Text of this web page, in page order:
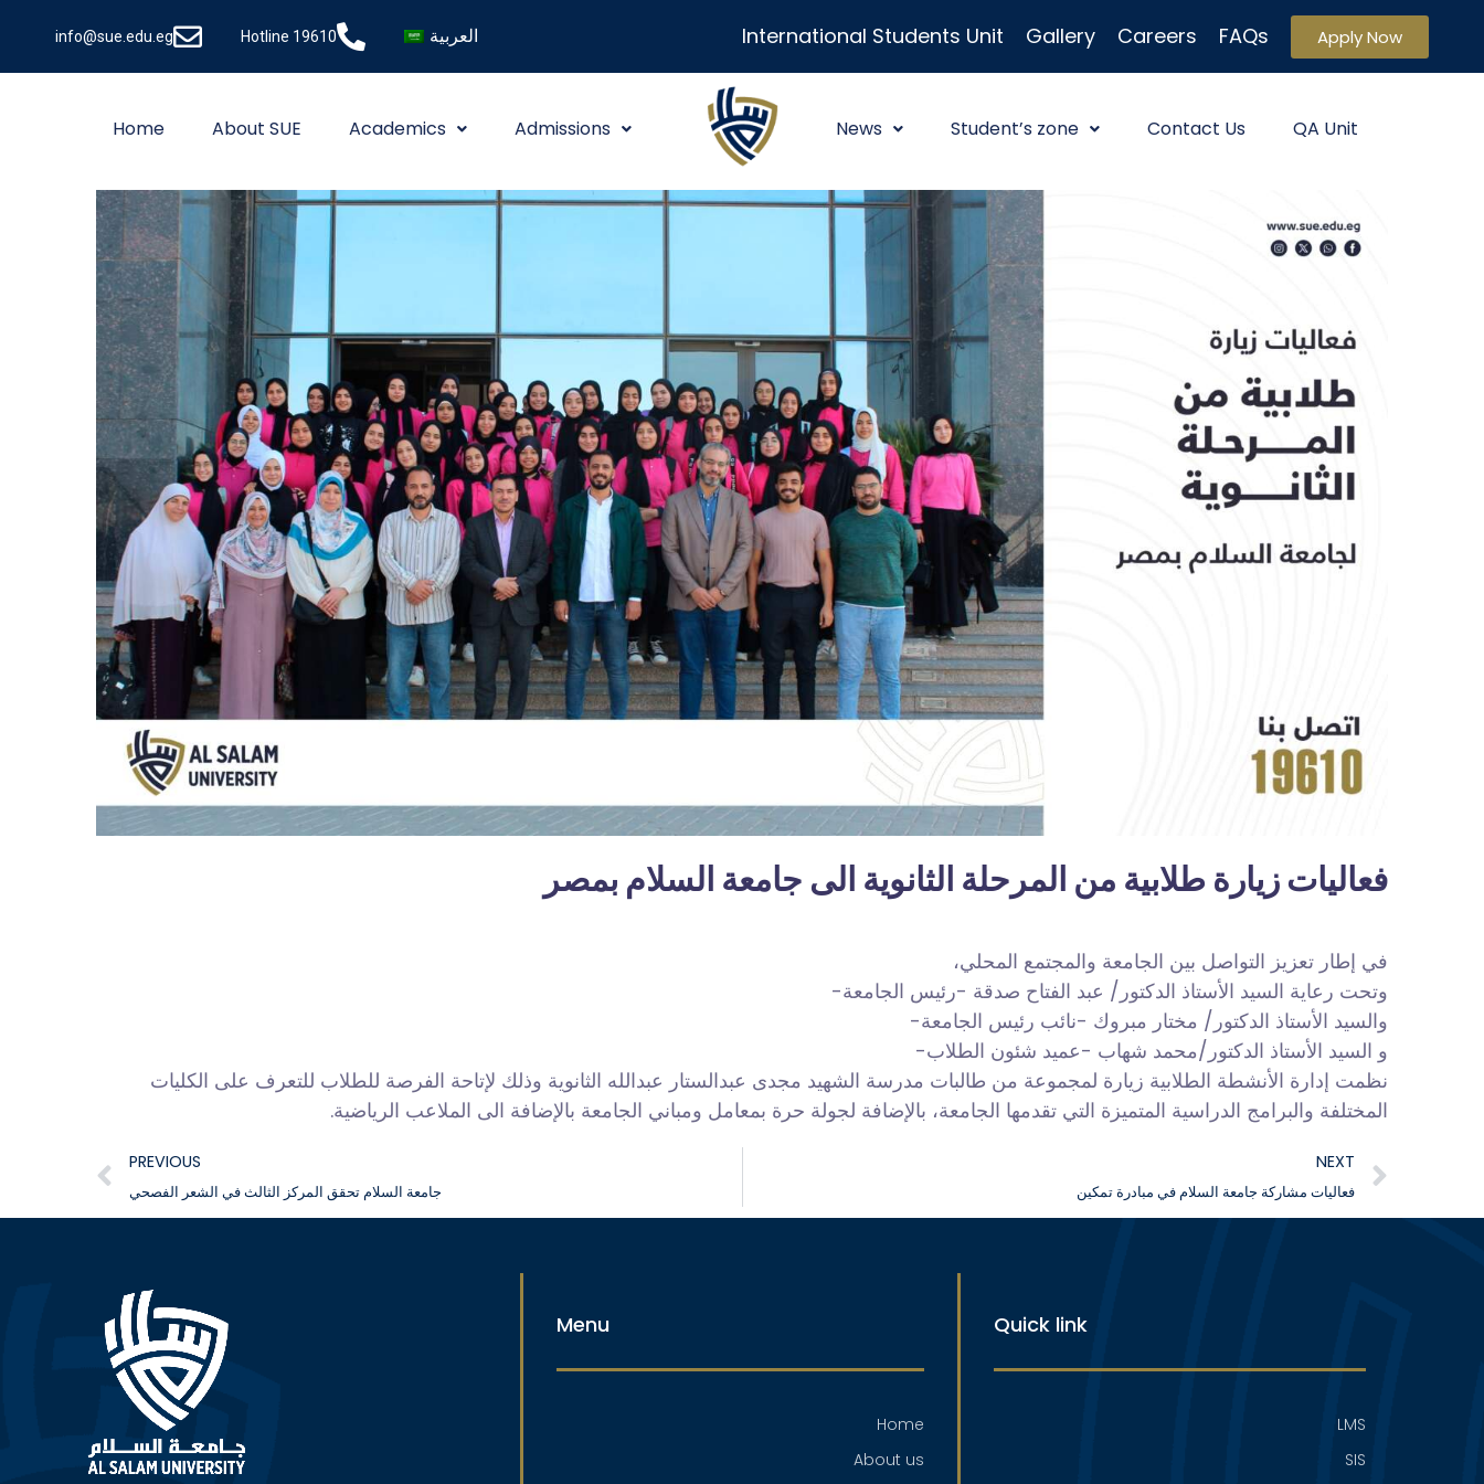
info@sue.edu.eg Hotline 19610 العربية International Students Unit Gallery Careers FAQs Apply Now
Home About SUE Academics Admissions News Student’s zone Contact Us QA Unit
فعاليات زيارة طلابية من المرحلة الثانوية الى جامعة السلام بمصر
في إطار تعزيز التواصل بين الجامعة والمجتمع المحلي،
وتحت رعاية السيد الأستاذ الدكتور/ عبد الفتاح صدقة -رئيس الجامعة-
والسيد الأستاذ الدكتور/ مختار مبروك -نائب رئيس الجامعة-
و السيد الأستاذ الدكتور/محمد شهاب -عميد شئون الطلاب-
نظمت إدارة الأنشطة الطلابية زيارة لمجموعة من طالبات مدرسة الشهيد مجدى عبدالستار عبدالله الثانوية وذلك لإتاحة الفرصة للطلاب للتعرف على الكليات
المختلفة والبرامج الدراسية المتميزة التي تقدمها الجامعة، بالإضافة لجولة حرة بمعامل ومباني الجامعة بالإضافة الى الملاعب الرياضية.
PREVIOUS
جامعة السلام تحقق المركز الثالث في الشعر الفصحي
NEXT
فعاليات مشاركة جامعة السلام في مبادرة تمكين
Menu
Home
About us
Quick link
LMS
SIS